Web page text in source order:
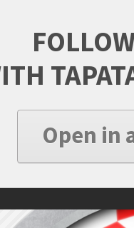
Open in